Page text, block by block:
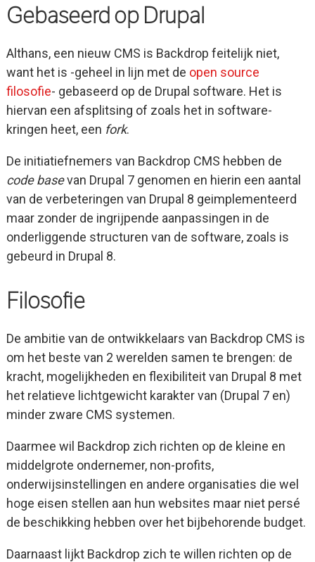
Gebaseerd op Drupal
Althans, een nieuw CMS is Backdrop feitelijk niet,
want het is -geheel in lijn met de open source
filosofie- gebaseerd op de Drupal software. Het is
hiervan een afsplitsing of zoals het in software-
kringen heet, een fork.
De initiatiefnemers van Backdrop CMS hebben de
code basevan Drupal 7 genomen en hierin een aantal
van de verbeteringen van Drupal 8 geimplementeerd
maar zonder de ingrijpende aanpassingen in de
onderliggende structuren van de software, zoals is
gebeurd in Drupal 8.
Filosofie
De ambitie van de ontwikkelaars van Backdrop CMS is
om het beste van 2 werelden samen te brengen: de
kracht, mogelijkheden en flexibiliteit van Drupal 8 met
het relatieve lichtgewicht karakter van (Drupal 7 en)
minder zware CMS systemen.
Daarmee wil Backdrop zich richten op de kleine en
middelgrote ondernemer, non-profits,
onderwijsinstellingen en andere organisaties die wel
hoge eisen stellen aan hun websites maar niet persé
de beschikking hebben over het bijbehorende budget.
Daarnaast lijkt Backdrop zich te willen richten op de